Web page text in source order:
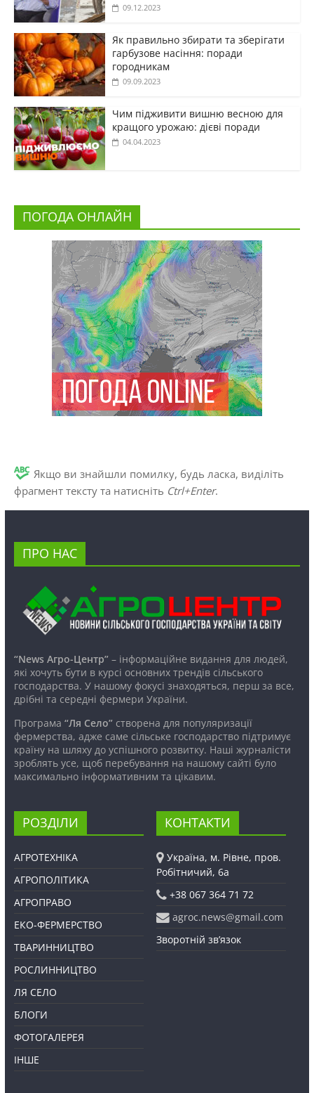
09.12.2023
Як правильно збирати та зберігати
гарбузове насіння: поради
городникам
09.09.2023
Чим підживити вишню весною для
кращого урожаю: дієві поради
04.04.2023
ПОГОДА ОНЛАЙН
Якщо ви знайшли помилку, будь ласка, виділіть
фрагмент тексту та натисніть Ctrl+Enter.
ПРО НАС
“News Агро-Центр”– інформаційне видання для людей,
які хочуть бути в курсі основних трендів сільського
господарства. У нашому фокусі знаходяться, перш за все,
дрібні та середні фермери України.
Програма “Ля Село”створена для популяризації
фермерства, адже саме сільське господарство підтримує
країну на шляху до успішного розвитку. Наші журналісти
зроблять усе, щоб перебування на нашому сайті було
максимально інформативним та цікавим.
РОЗДІЛИ
АГРОТЕХНІКА
АГРОПОЛІТИКА
АГРОПРАВО
ЕКО-ФЕРМЕРСТВО
ТВАРИННИЦТВО
РОСЛИННИЦТВО
ЛЯ СЕЛО
БЛОГИ
ФОТОГАЛЕРЕЯ
ІНШЕ
КОНТАКТИ
Україна, м. Рівне, пров.
Робітничий, 6а
+38 067 364 71 72
agroc.news@gmail.com
Зворотній зв’язок